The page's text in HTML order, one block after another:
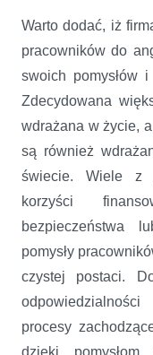
Warto dodać, iż
pracowników do
swoich pomysłów
Zdecydowana
wdrażana w życie,
są również
świecie. Wiele z
korzyści
bezpieczeństwa
pomysły
czystej postaci.
procesy
dzięki pomysłom